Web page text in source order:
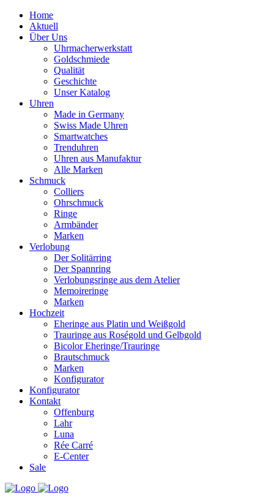
Home
Aktuell
Über Uns
Uhrmacherwerkstatt
Goldschmiede
Qualität
Geschichte
Unser Katalog
Uhren
Made in Germany
Swiss Made Uhren
Smartwatches
Trenduhren
Uhren aus Manufaktur
Alle Marken
Schmuck
Colliers
Ohrschmuck
Ringe
Armbänder
Marken
Verlobung
Der Solitärring
Der Spannring
Verlobungsringe aus dem Atelier
Memoireringe
Marken
Hochzeit
Eheringe aus Platin und Weißgold
Trauringe aus Roségold und Gelbgold
Bicolor Eheringe/Trauringe
Brautschmuck
Marken
Konfigurator
Konfigurator
Kontakt
Offenburg
Lahr
Luna
Rée Carré
E-Center
Sale